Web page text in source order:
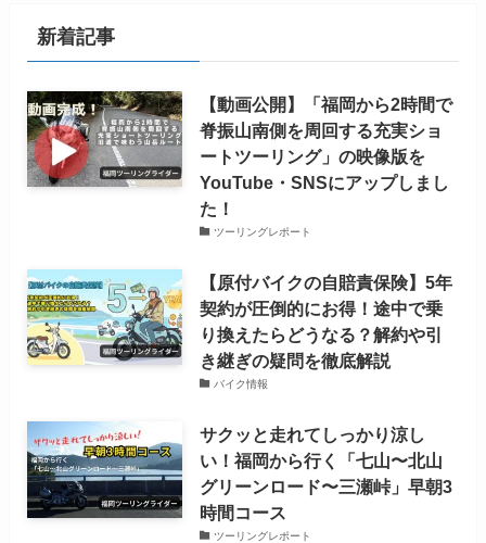
新着記事
【動画公開】「福岡から2時間で
脊振山南側を周回する充実ショ
ートツーリング」の映像版を
YouTube・SNSにアップしまし
た！
ツーリングレポート
【原付バイクの自賠責保険】5年
契約が圧倒的にお得！途中で乗
り換えたらどうなる？解約や引
き継ぎの疑問を徹底解説
バイク情報
サクッと走れてしっかり涼し
い！福岡から行く「七山〜北山
グリーンロード〜三瀬峠」早朝3
時間コース
ツーリングレポート